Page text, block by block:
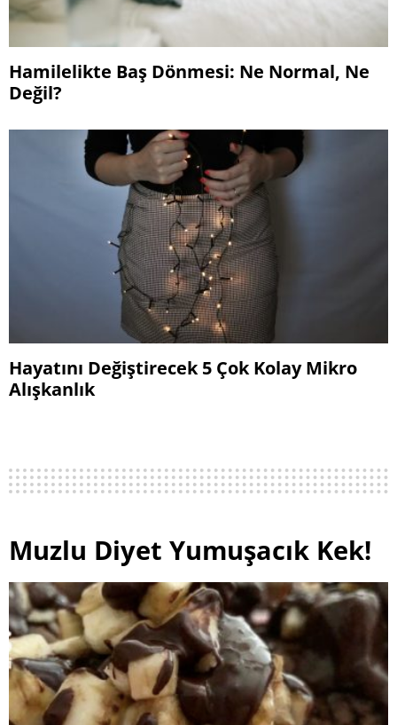
Hamilelikte Baş Dönmesi: Ne Normal, Ne
Değil?
Hayatını Değiştirecek 5 Çok Kolay Mikro
Alışkanlık
Muzlu Diyet Yumuşacık Kek!